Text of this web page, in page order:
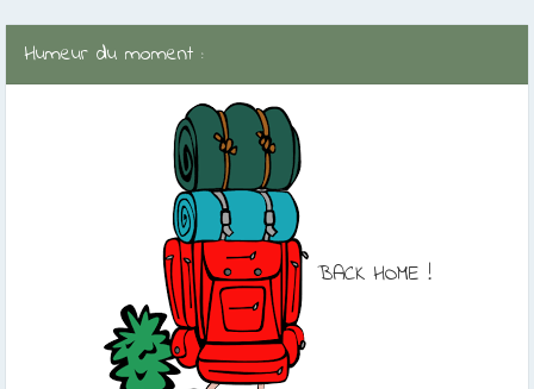
Humeur du moment :
BACK HOME !